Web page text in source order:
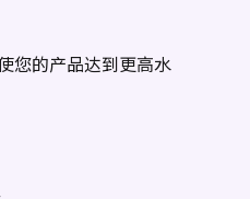
您的产品达到更高水